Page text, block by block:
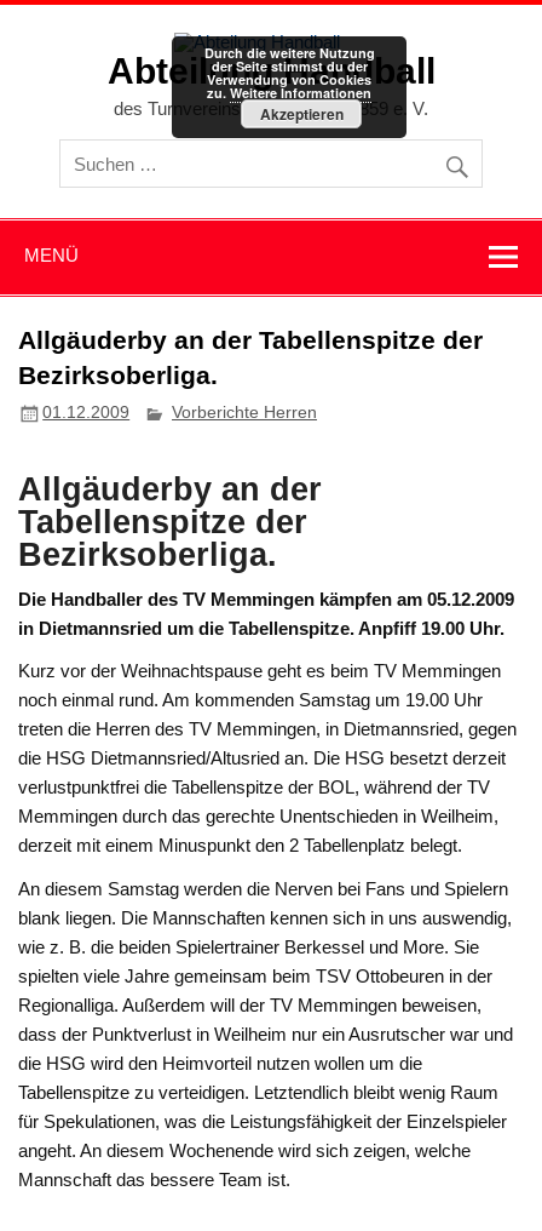
Zum
Abteilung Handball
des Turnvereins Memmingen 1859 e. V.
MENÜ
Allgäuderby an der Tabellenspitze der
Bezirksoberliga.
01.12.2009 Vorberichte Herren
Allgäuderby an der
Tabellenspitze der
Bezirksoberliga.
Die Handballer des TV Memmingen kämpfen am 05.12.2009
in Dietmannsried um die Tabellenspitze. Anpfiff 19.00 Uhr.
Kurz vor der Weihnachtspause geht es beim TV Memmingen
noch einmal rund. Am kommenden Samstag um 19.00 Uhr
treten die Herren des TV Memmingen, in Dietmannsried, gegen
die HSG Dietmannsried/Altusried an. Die HSG besetzt derzeit
verlustpunktfrei die Tabellenspitze der BOL, während der TV
Memmingen durch das gerechte Unentschieden in Weilheim,
derzeit mit einem Minuspunkt den 2 Tabellenplatz belegt.
An diesem Samstag werden die Nerven bei Fans und Spielern
blank liegen. Die Mannschaften kennen sich in uns auswendig,
wie z. B. die beiden Spielertrainer Berkessel und More. Sie
spielten viele Jahre gemeinsam beim TSV Ottobeuren in der
Regionalliga. Außerdem will der TV Memmingen beweisen,
dass der Punktverlust in Weilheim nur ein Ausrutscher war und
die HSG wird den Heimvorteil nutzen wollen um die
Tabellenspitze zu verteidigen. Letztendlich bleibt wenig Raum
für Spekulationen, was die Leistungsfähigkeit der Einzelspieler
angeht. An diesem Wochenende wird sich zeigen, welche
Mannschaft das bessere Team ist.
Durch die weitere Nutzung
der Seite stimmst du der
Verwendung von Cookies
zu. Weitere Informationen
Akzeptieren